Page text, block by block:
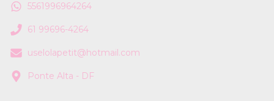
5561996964264
61 99696-4264
uselolapetit@hotmail.com
Ponte Alta - DF